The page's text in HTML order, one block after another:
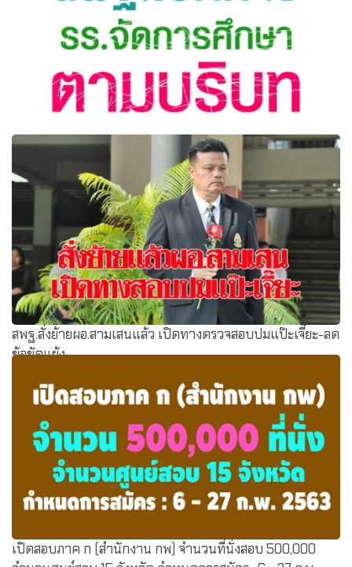
สพฐ.เปิดทางรร.จัดการศึกษาตามบริบท "บุญรักษ์"เปิดทาง
โรงเรียนจัดการศึกษาตามบริบทของตัวเอง
สพฐ.สั่งย้ายผอ.สามเสนแล้ว เปิดทางตรวจสอบปมแป๊ะเจี๊ยะ-ลด
ข้อขัดแย้ง
เปิดสอบภาค ก (สำนักงาน กพ) จำนวนที่นั่งสอบ 500,000